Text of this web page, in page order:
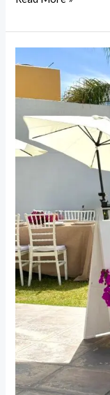
Memilih
Bunga
Lama
di
Cuaca
Tropis